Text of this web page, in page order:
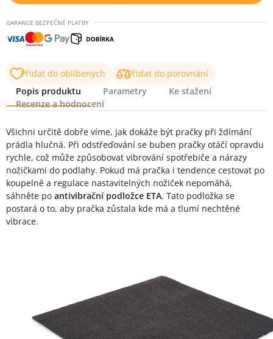
GARANCE BEZPEČNÉ PLATBY
Přidat do oblíbených
Přidat do porovnání
Popis produktu
Parametry
Ke stažení
Recenze a hodnocení
Popis produktu
Všichni určitě dobře víme, jak dokáže být pračky při ždímání
prádla hlučná. Při odstřeďování se buben pračky otáčí opravdu
rychle, což může způsobovat vibrování spotřebiče a nárazy
nožičkami do podlahy. Pokud má pračka i tendence cestovat po
koupelně a regulace nastavitelných nožiček nepomáhá,
sáhněte po antivibrační podložce ETA. Tato podložka se
postará o to, aby pračka zůstala kde má a tlumí nechtěné
vibrace.